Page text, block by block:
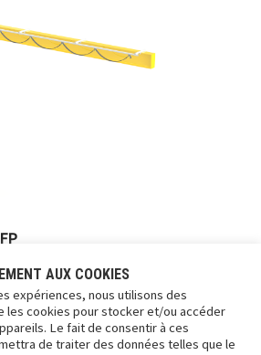
AUX COOKIES
expériences, nous utilisons des
les cookies pour stocker et/ou accéder
Le fait de consentir à ces
de traiter des données telles que le